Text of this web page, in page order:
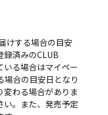
けする場合の目安
録済みのCLUB
る場合はマイペー
場合の目安日となり
変わる場合がありま
い。また、発売予定